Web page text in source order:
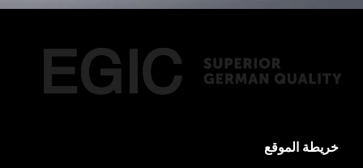
خريطة الموقع